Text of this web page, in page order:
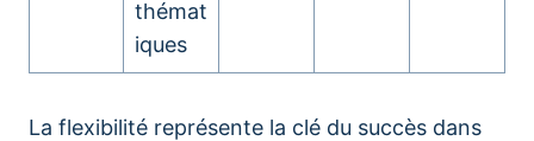
thémat
iques
La flexibilité représente la clé du succès dans